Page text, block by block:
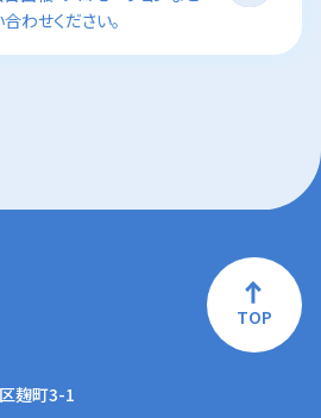
わせください。
TOP
麹町3-1